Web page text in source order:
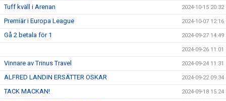
Tuff kväll i Arenan 2024-10-15 20:32
Premiär i Europa League 2024-10-07 12:16
Gå 2 betala för 1 2024-09-27 14:49
2024-09-26 11:01
Vinnare av Trinus Travel 2024-09-24 11:31
ALFRED LANDIN ERSÄTTER OSKAR 2024-09-22 09:34
TACK MACKAN! 2024-09-18 15:24